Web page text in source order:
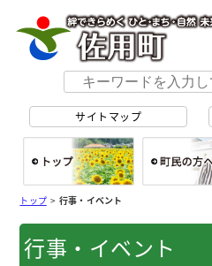
サイトマップ
トップ>行事・イベント
行事・イベント